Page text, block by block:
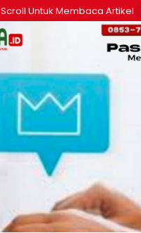
Scroll Untuk Membaca Artikel